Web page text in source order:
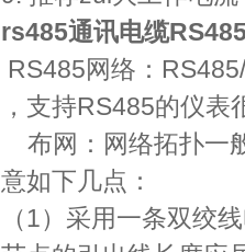
rs485通讯电缆
RS485网络：
，支持RS485的仪表
布网：网络拓扑一
意如下几点：
（1）采用一条双绞